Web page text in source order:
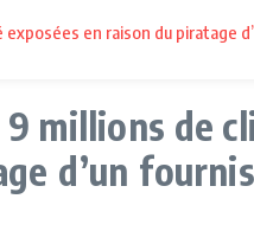
en raison du piratage
millions de
d’un